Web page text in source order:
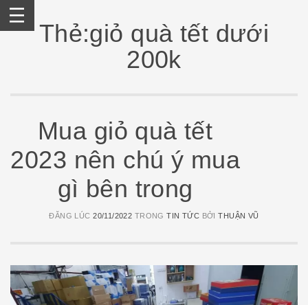
Skip
Thẻ:giỏ quà tết dưới
200k
Mua giỏ quà tết
2023 nên chú ý mua
gì bên trong
ĐĂNG LÚC20/11/2022 TRONGTIN TỨC BỞITHUẬN VŨ